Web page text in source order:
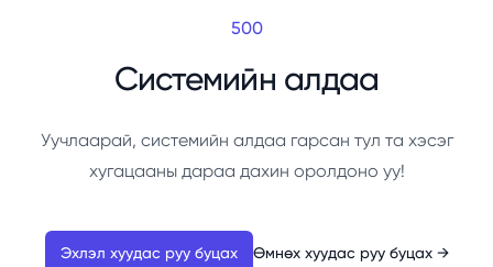
500
Системийн алдаа
Уучлаарай, системийн алдаа гарсан тул та хэсэг
хугацааны дараа дахин оролдоно уу!
Эхлэл хуудас руу буцах Өмнөх хуудас руу буцах →